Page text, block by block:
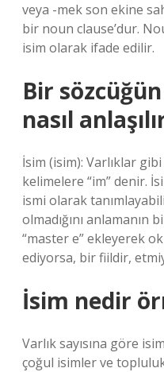
veya -mek son ekine
bir noun clause’dur.
isim olarak ifade edilir.
Bir
nasıl
İsim (isim): Varlıklar
kelimelere “im” denir.
ismi olarak
olmadığını
“master e” ekleyerek
ediyorsa, bir fiildir,
İsim nedir
Varlık sayısına göre
çoğul isimler ve